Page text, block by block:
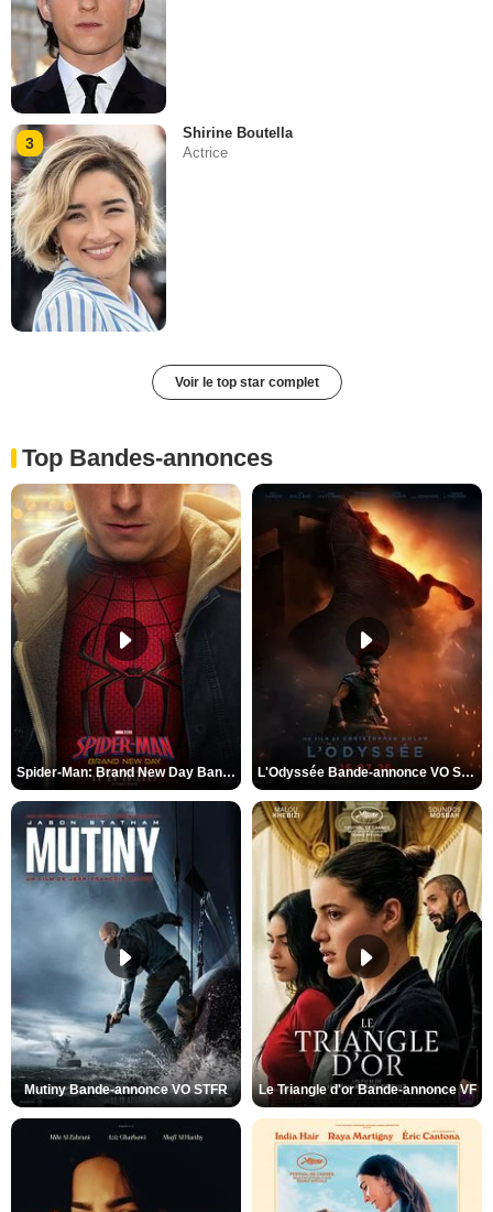
3
Shirine Boutella
Actrice
Voir le top star complet
Top Bandes-annonces
Spider-Man: Brand New Day Bande-annonce VO STFR L'Odyssée Bande-annonce VO STFR
Mutiny Bande-annonce VO STFR Le Triangle d'or Bande-annonce VF